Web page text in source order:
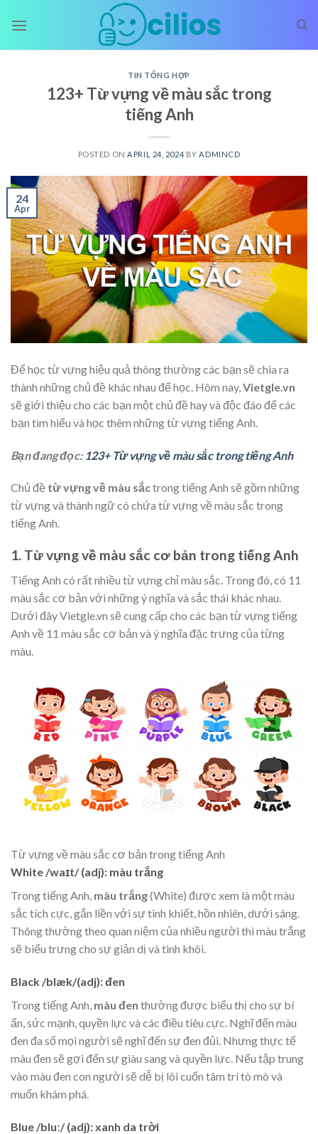
TIN TỔNG HỢP
123+ Từ vựng về màu sắc trong
tiếng Anh
POSTED ON APRIL 24, 2024 BY ADMINCD
24
Apr
Để học từ vựng hiệu quả thông thường các bạn sẽ chia ra
thành những chủ đề khác nhau để học. Hôm nay, Vietgle.vn
sẽ giới thiệu cho các bạn một chủ đề hay và độc đáo để các
bạn tìm hiểu và học thêm những từ vựng tiếng Anh.
Bạn đang đọc: 123+ Từ vựng về màu sắc trong tiếng Anh
Chủ đề từ vựng về màu sắctrong tiếng Anh sẽ gồm những
từ vựng và thành ngữ có chứa từ vựng về màu sắc trong
tiếng Anh.
1. Từ vựng về màu sắc cơ bản trong tiếng Anh
Tiếng Anh có rất nhiều từ vựng chỉ màu sắc. Trong đó, có 11
màu sắc cơ bản với những ý nghĩa và sắc thái khác nhau.
Dưới đây Vietgle.vn sẽ cung cấp cho các bạn từ vựng tiếng
Anh về 11 màu sắc cơ bản và ý nghĩa đặc trưng của từng
màu.
Từ vựng về màu sắc cơ bản trong tiếng Anh
White /waɪt/ (adj): màu trắng
Trong tiếng Anh, màu trắng(White) được xem là một màu
sắc tích cực, gắn liền với sự tinh khiết, hồn nhiên, dưới sáng.
Thông thường theo quan niệm của nhiều người thì màu trắng
sẽ biểu trưng cho sự giản dị và tinh khôi.
Black /blæk/(adj): đen
Trong tiếng Anh, màu đen thường được biểu thị cho sự bí
ẩn, sức mạnh, quyền lực và các điều tiêu cực. Nghĩ đến màu
đen đa số mọi người sẽ nghĩ đến sự đen đủi. Nhưng thực tế
màu đen sẽ gợi đến sự giàu sang và quyền lực. Nếu tập trung
vào màu đen con người sẽ dễ bị lôi cuốn tâm trí tò mò và
muốn khám phá.
Blue /bluː/ (adj): xanh da trời